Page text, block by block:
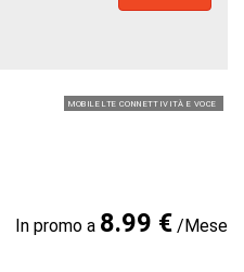
MOBILE LTE CONNETTIVITÀ E VOCE
In promo a 8.99 €/Mese